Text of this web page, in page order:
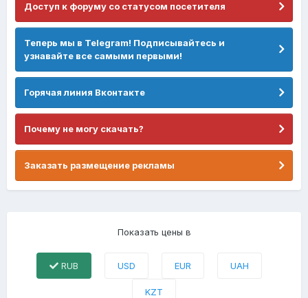
Доступ к форуму со статусом посетителя
Теперь мы в Telegram! Подписывайтесь и
узнавайте все самыми первыми!
Горячая линия Вконтакте
Почему не могу скачать?
Заказать размещение рекламы
Показать цены в
RUB USD EUR UAH
KZT